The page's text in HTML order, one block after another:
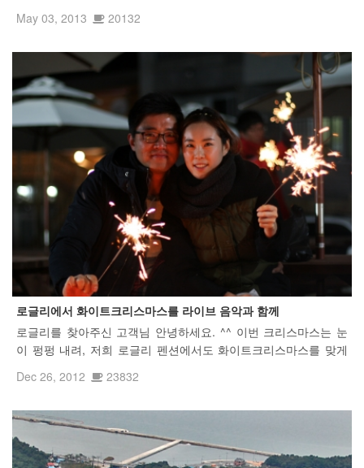
May 03, 2013 20132
로글리에서 화이트크리스마스를 라이브 음악과 함께
로글리를 찾아주신 고객님 안녕하세요. ^^ 이번 크리스마스는 눈
이 펑펑 내려, 저희 로글리 펜션에서도 화이트크리스마스를 맞게
앞으로도 많이 사랑해 주시고 찾아주신 고객분들 중 사진에 찎인
Dec 26, 2012 23832